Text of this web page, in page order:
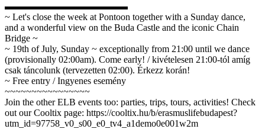
▬▬▬▬▬▬▬▬▬▬▬▬▬
~ Let's close the week at Pontoon together with a Sunday dance,
and a wonderful view on the Buda Castle and the iconic Chain
Bridge ~
~ 19th of July, Sunday ~ exceptionally from 21:00 until we dance
(provisionally 02:00am). Come early! / kivételesen 21:00-tól amíg
csak táncolunk (tervezetten 02:00). Érkezz korán!
~ Free entry / Ingyenes esemény
~~~~~~~~~~~~~~~~
Join the other ELB events too: parties, trips, tours, activities! Check
out our Cooltix page: https://cooltix.hu/b/erasmuslifebudapest?
utm_id=97758_v0_s00_e0_tv4_a1demo0e001w2m